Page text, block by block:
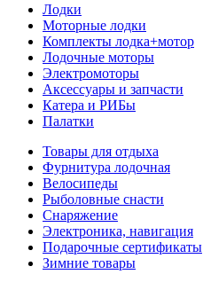
Лодки
Моторные лодки
Комплекты лодка+мотор
Лодочные моторы
Электромоторы
Аксессуары и запчасти
Катера и РИБы
Палатки
Товары для отдыха
Фурнитура лодочная
Велосипеды
Рыболовные снасти
Снаряжение
Электроника, навигация
Подарочные сертификаты
Зимние товары